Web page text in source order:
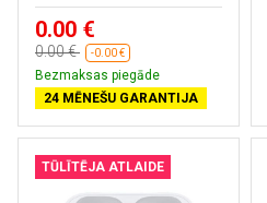
0.00 €
0.00 € -0.00 €
Bezmaksas piegāde
24 MĒNEŠU GARANTIJA
TŪLĪTĒJA ATLAIDE